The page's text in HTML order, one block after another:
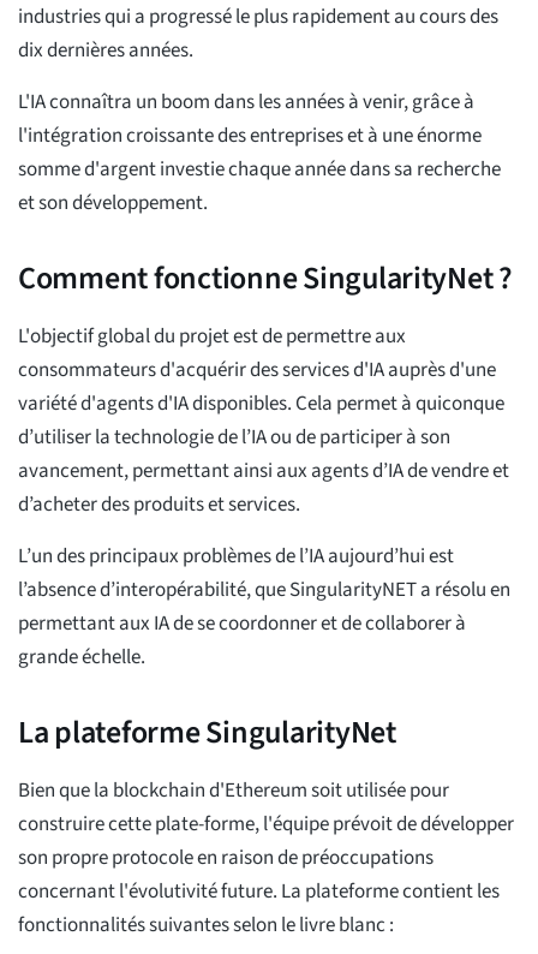
industries qui a progressé le plus rapidement au cours des
dix dernières années.
L'IA connaîtra un boom dans les années à venir, grâce à
l'intégration croissante des entreprises et à une énorme
somme d'argent investie chaque année dans sa recherche
et son développement.
Comment fonctionne SingularityNet ?
L'objectif global du projet est de permettre aux
consommateurs d'acquérir des services d'IA auprès d'une
variété d'agents d'IA disponibles. Cela permet à quiconque
d’utiliser la technologie de l’IA ou de participer à son
avancement, permettant ainsi aux agents d’IA de vendre et
d’acheter des produits et services.
L’un des principaux problèmes de l’IA aujourd’hui est
l’absence d’interopérabilité, que SingularityNET a résolu en
permettant aux IA de se coordonner et de collaborer à
grande échelle.
La plateforme SingularityNet
Bien que la blockchain d'Ethereum soit utilisée pour
construire cette plate-forme, l'équipe prévoit de développer
son propre protocole en raison de préoccupations
concernant l'évolutivité future. La plateforme contient les
fonctionnalités suivantes selon le livre blanc :